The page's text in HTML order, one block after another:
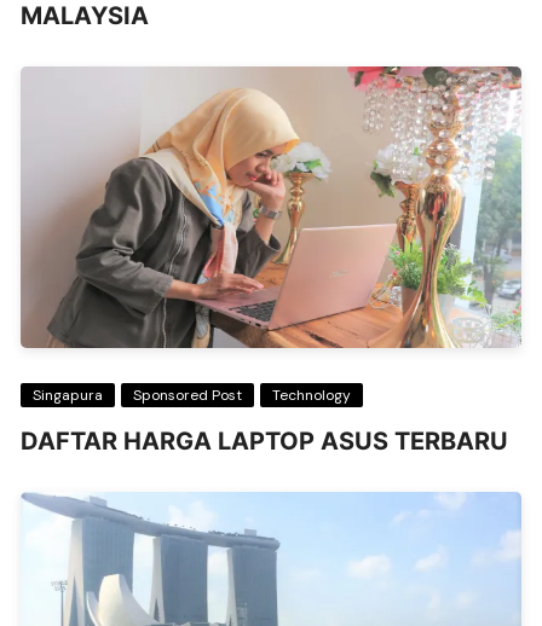
MALAYSIA
Singapura Sponsored Post Technology
DAFTAR HARGA LAPTOP ASUS TERBARU